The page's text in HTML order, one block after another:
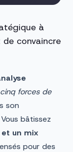
à
convaincre
cinq forces de
son
bâtissez
un mix
pour des